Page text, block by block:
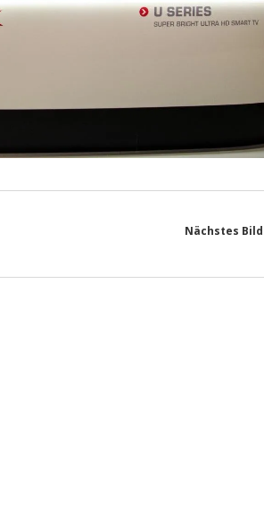
Nächstes Bild